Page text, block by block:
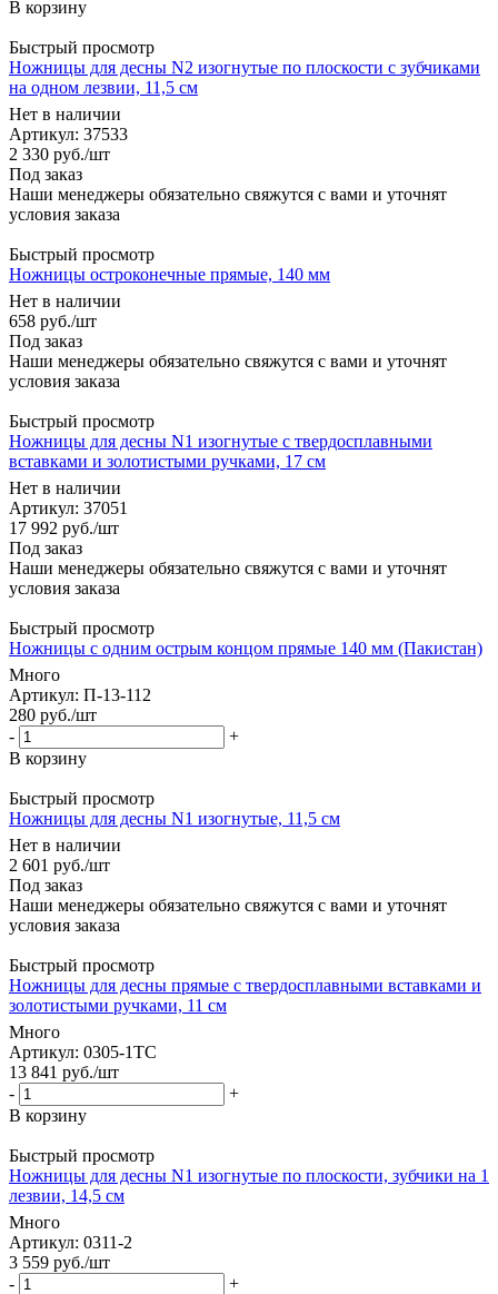
В корзину
Быстрый просмотр
Ножницы для десны N2 изогнутые по плоскости с зубчиками
на одном лезвии, 11,5 см
Нет в наличии
Артикул: 37533
2 330 руб./шт
Под заказ
Наши менеджеры обязательно свяжутся с вами и уточнят
условия заказа
Быстрый просмотр
Ножницы остроконечные прямые, 140 мм
Нет в наличии
658 руб./шт
Под заказ
Наши менеджеры обязательно свяжутся с вами и уточнят
условия заказа
Быстрый просмотр
Ножницы для десны N1 изогнутые с твердосплавными
вставками и золотистыми ручками, 17 см
Нет в наличии
Артикул: 37051
17 992 руб./шт
Под заказ
Наши менеджеры обязательно свяжутся с вами и уточнят
условия заказа
Быстрый просмотр
Ножницы с одним острым концом прямые 140 мм (Пакистан)
Много
Артикул: П-13-112
280 руб./шт
-
+
В корзину
Быстрый просмотр
Ножницы для десны N1 изогнутые, 11,5 см
Нет в наличии
2 601 руб./шт
Под заказ
Наши менеджеры обязательно свяжутся с вами и уточнят
условия заказа
Быстрый просмотр
Ножницы для десны прямые с твердосплавными вставками и
золотистыми ручками, 11 см
Много
Артикул: 0305-1TC
13 841 руб./шт
-
+
В корзину
Быстрый просмотр
Ножницы для десны N1 изогнутые по плоскости, зубчики на 1
лезвии, 14,5 см
Много
Артикул: 0311-2
3 559 руб./шт
-
+